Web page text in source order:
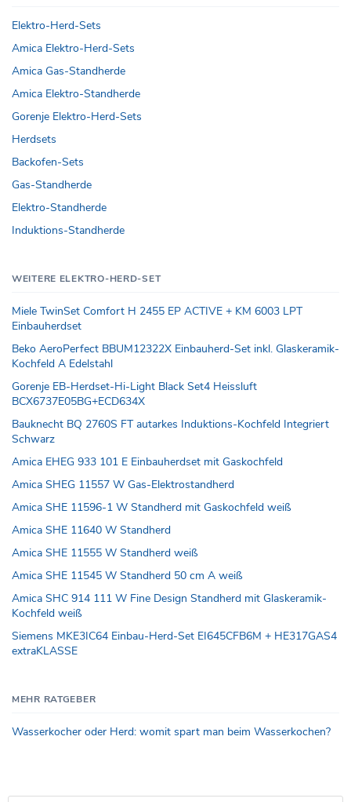
Elektro-Herd-Sets
Amica Elektro-Herd-Sets
Amica Gas-Standherde
Amica Elektro-Standherde
Gorenje Elektro-Herd-Sets
Herdsets
Backofen-Sets
Gas-Standherde
Elektro-Standherde
Induktions-Standherde
WEITERE ELEKTRO-HERD-SET
Miele TwinSet Comfort H 2455 EP ACTIVE + KM 6003 LPT
Einbauherdset
Beko AeroPerfect BBUM12322X Einbauherd-Set inkl. Glaskeramik-
Kochfeld A Edelstahl
Gorenje EB-Herdset-Hi-Light Black Set4 Heissluft
BCX6737E05BG+ECD634X
Bauknecht BQ 2760S FT autarkes Induktions-Kochfeld Integriert
Schwarz
Amica EHEG 933 101 E Einbauherdset mit Gaskochfeld
Amica SHEG 11557 W Gas-Elektrostandherd
Amica SHE 11596-1 W Standherd mit Gaskochfeld weiß
Amica SHE 11640 W Standherd
Amica SHE 11555 W Standherd weiß
Amica SHE 11545 W Standherd 50 cm A weiß
Amica SHC 914 111 W Fine Design Standherd mit Glaskeramik-
Kochfeld weiß
Siemens MKE3IC64 Einbau-Herd-Set EI645CFB6M + HE317GAS4
extraKLASSE
MEHR RATGEBER
Wasserkocher oder Herd: womit spart man beim Wasserkochen?